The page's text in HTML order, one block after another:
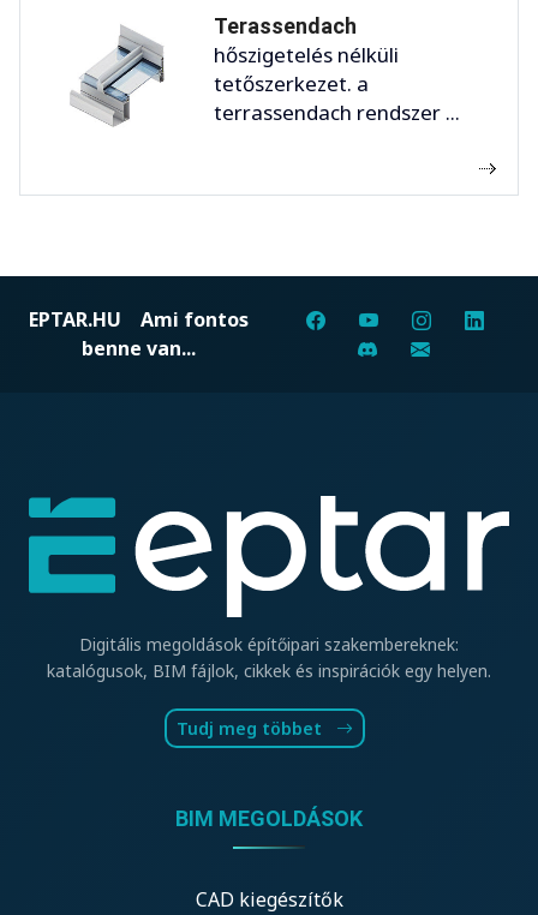
Terassendach
hőszigetelés nélküli
tetőszerkezet. a
terrassendach rendszer ...
EPTAR.HU Ami fontos
benne van...
Digitális megoldások építőipari szakembereknek:
katalógusok, BIM fájlok, cikkek és inspirációk egy helyen.
Tudj meg többet
BIM MEGOLDÁSOK
CAD kiegészítők